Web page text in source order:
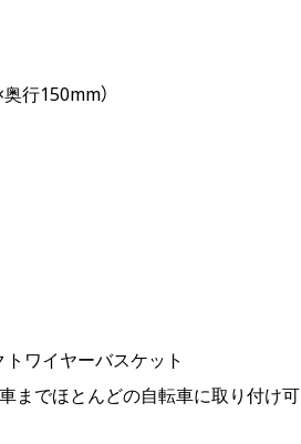
行150mm）
ワイヤーバスケット
までほとんどの自転車に取り付け可